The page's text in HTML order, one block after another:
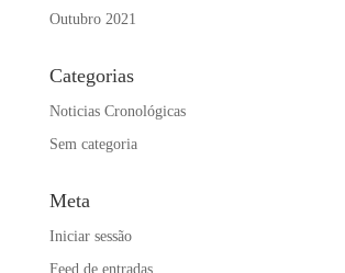
Outubro 2021
Categorias
Noticias Cronológicas
Sem categoria
Meta
Iniciar sessão
Feed de entradas